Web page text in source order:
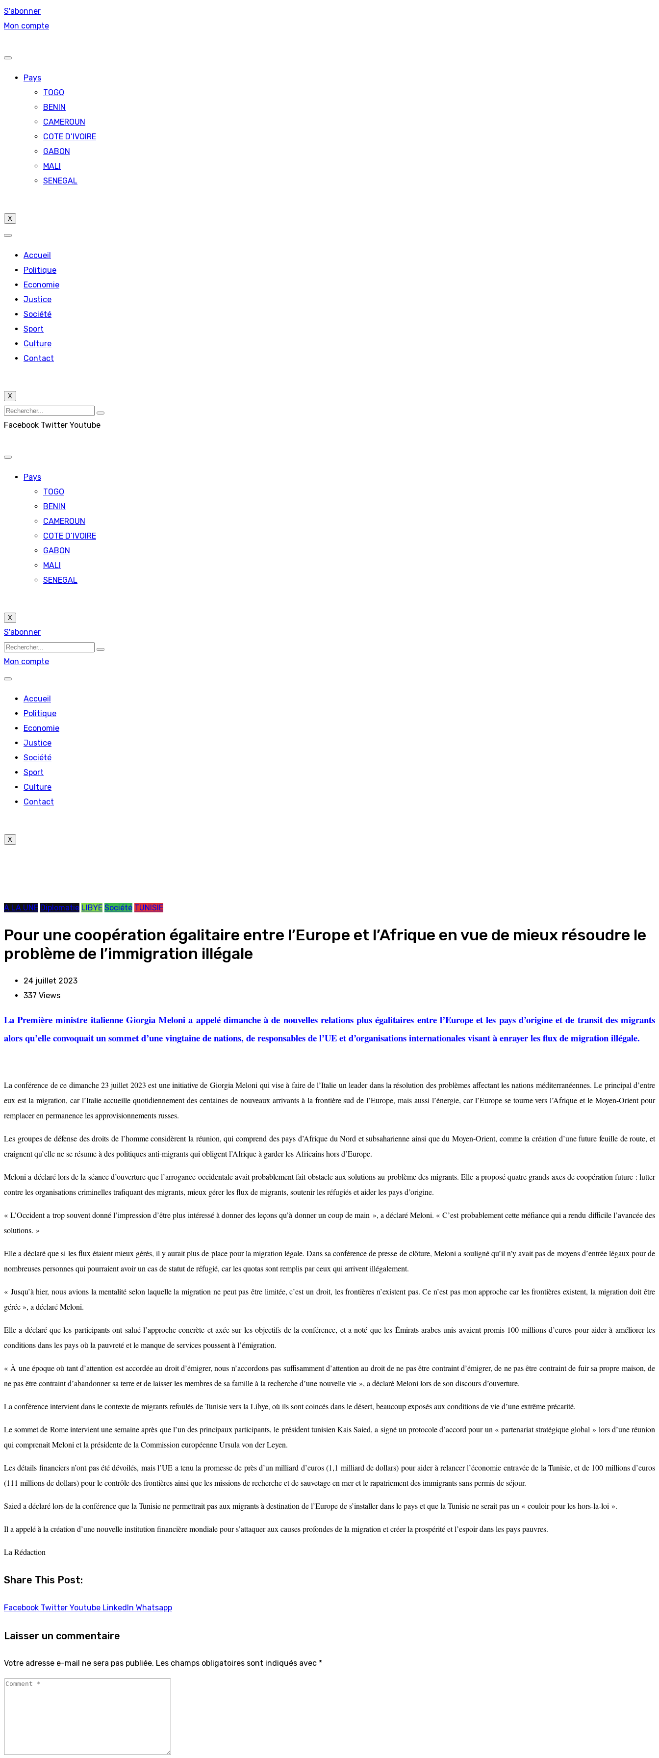
S'abonner
Mon compte
Pays
TOGO
BENIN
CAMEROUN
COTE D’IVOIRE
GABON
MALI
SENEGAL
X
Accueil
Politique
Economie
Justice
Société
Sport
Culture
Contact
X
Facebook Twitter Youtube
Pays
TOGO
BENIN
CAMEROUN
COTE D’IVOIRE
GABON
MALI
SENEGAL
X
S'abonner
Mon compte
Accueil
Politique
Economie
Justice
Société
Sport
Culture
Contact
X
A LA UNE Diplomatie LIBYE Société TUNISIE
Pour une coopération égalitaire entre l’Europe et l’Afrique en vue de mieux résoudre le
problème de l’immigration illégale
24 juillet 2023
337 Views
La Première ministre italienne Giorgia Meloni a appelé dimanche à de nouvelles relations plus égalitaires entre l’Europe et les pays d’origine et de transit des migrants
alors qu’elle convoquait un sommet d’une vingtaine de nations, de responsables de l’UE et d’organisations internationales visant à enrayer les flux de migration illégale.
La conférence de ce dimanche 23 juillet 2023 est une initiative de Giorgia Meloni qui vise à faire de l’Italie un leader dans la résolution des problèmes affectant les nations méditerranéennes. Le principal d’entre
eux est la migration, car l’Italie accueille quotidiennement des centaines de nouveaux arrivants à la frontière sud de l’Europe, mais aussi l’énergie, car l’Europe se tourne vers l’Afrique et le Moyen-Orient pour
remplacer en permanence les approvisionnements russes.
Les groupes de défense des droits de l’homme considèrent la réunion, qui comprend des pays d’Afrique du Nord et subsaharienne ainsi que du Moyen-Orient, comme la création d’une future feuille de route, et
craignent qu’elle ne se résume à des politiques anti-migrants qui obligent l’Afrique à garder les Africains hors d’Europe.
Meloni a déclaré lors de la séance d’ouverture que l’arrogance occidentale avait probablement fait obstacle aux solutions au problème des migrants. Elle a proposé quatre grands axes de coopération future : lutter
contre les organisations criminelles trafiquant des migrants, mieux gérer les flux de migrants, soutenir les réfugiés et aider les pays d’origine.
« L’Occident a trop souvent donné l’impression d’être plus intéressé à donner des leçons qu’à donner un coup de main », a déclaré Meloni. « C’est probablement cette méfiance qui a rendu difficile l’avancée des
solutions. »
Elle a déclaré que si les flux étaient mieux gérés, il y aurait plus de place pour la migration légale. Dans sa conférence de presse de clôture, Meloni a souligné qu’il n’y avait pas de moyens d’entrée légaux pour de
nombreuses personnes qui pourraient avoir un cas de statut de réfugié, car les quotas sont remplis par ceux qui arrivent illégalement.
« Jusqu’à hier, nous avions la mentalité selon laquelle la migration ne peut pas être limitée, c’est un droit, les frontières n’existent pas. Ce n’est pas mon approche car les frontières existent, la migration doit être
gérée », a déclaré Meloni.
Elle a déclaré que les participants ont salué l’approche concrète et axée sur les objectifs de la conférence, et a noté que les Émirats arabes unis avaient promis 100 millions d’euros pour aider à améliorer les
conditions dans les pays où la pauvreté et le manque de services poussent à l’émigration.
« À une époque où tant d’attention est accordée au droit d’émigrer, nous n’accordons pas suffisamment d’attention au droit de ne pas être contraint d’émigrer, de ne pas être contraint de fuir sa propre maison, de
ne pas être contraint d’abandonner sa terre et de laisser les membres de sa famille à la recherche d’une nouvelle vie », a déclaré Meloni lors de son discours d’ouverture.
La conférence intervient dans le contexte de migrants refoulés de Tunisie vers la Libye, où ils sont coincés dans le désert, beaucoup exposés aux conditions de vie d’une extrême précarité.
Le sommet de Rome intervient une semaine après que l’un des principaux participants, le président tunisien Kais Saied, a signé un protocole d’accord pour un « partenariat stratégique global » lors d’une réunion
qui comprenait Meloni et la présidente de la Commission européenne Ursula von der Leyen.
Les détails financiers n’ont pas été dévoilés, mais l’UE a tenu la promesse de près d’un milliard d’euros (1,1 milliard de dollars) pour aider à relancer l’économie entravée de la Tunisie, et de 100 millions d’euros
(111 millions de dollars) pour le contrôle des frontières ainsi que les missions de recherche et de sauvetage en mer et le rapatriement des immigrants sans permis de séjour.
Saied a déclaré lors de la conférence que la Tunisie ne permettrait pas aux migrants à destination de l’Europe de s’installer dans le pays et que la Tunisie ne serait pas un « couloir pour les hors-la-loi ».
Il a appelé à la création d’une nouvelle institution financière mondiale pour s’attaquer aux causes profondes de la migration et créer la prospérité et l’espoir dans les pays pauvres.
La Rédaction
Share This Post:
Facebook Twitter Youtube LinkedIn Whatsapp
Laisser un commentaire
Votre adresse e-mail ne sera pas publiée. Les champs obligatoires sont indiqués avec *